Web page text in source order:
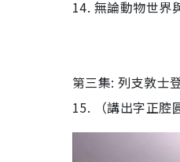
14. 無論動物世界
第三集: 列支敦士
15. （講出字正腔